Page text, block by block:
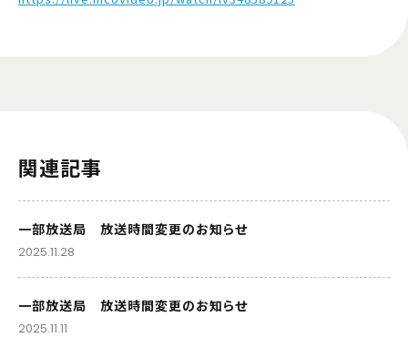
関連記事
一部放送局 放送時間変更のお知らせ
2025.11.28
一部放送局 放送時間変更のお知らせ
2025.11.11